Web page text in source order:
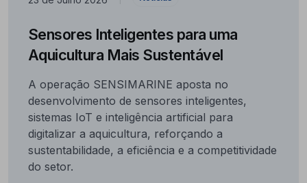
Sensores Inteligentes para uma
Aquicultura Mais Sustentável
A operação SENSIMARINE aposta no
desenvolvimento de sensores inteligentes,
sistemas IoT e inteligência artificial para
digitalizar a aquicultura, reforçando a
sustentabilidade, a eficiência e a competitividade
do setor.